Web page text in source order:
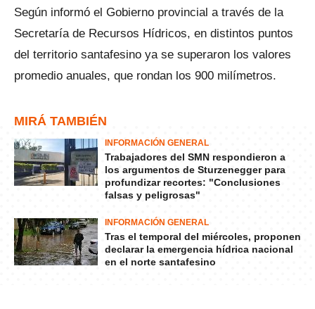
Según informó el Gobierno provincial a través de la
Secretaría de Recursos Hídricos, en distintos puntos
del territorio santafesino ya se superaron los valores
promedio anuales, que rondan los 900 milímetros.
MIRÁ TAMBIÉN
INFORMACIÓN GENERAL
Trabajadores del SMN respondieron a
los argumentos de Sturzenegger para
profundizar recortes: "Conclusiones
falsas y peligrosas"
INFORMACIÓN GENERAL
Tras el temporal del miércoles, proponen
declarar la emergencia hídrica nacional
en el norte santafesino